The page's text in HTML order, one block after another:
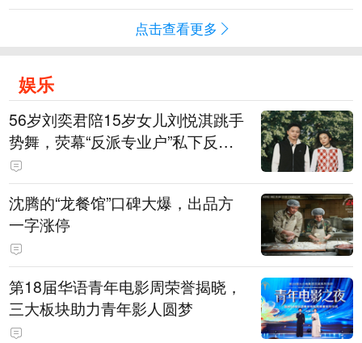
点击查看更多
娱乐
56岁刘奕君陪15岁女儿刘悦淇跳手
势舞，荧幕“反派专业户”私下反差
明显，女儿主攻高尔夫，曾以最小
年龄出战职业赛
沈腾的“龙餐馆”口碑大爆，出品方
一字涨停
第18届华语青年电影周荣誉揭晓，
三大板块助力青年影人圆梦